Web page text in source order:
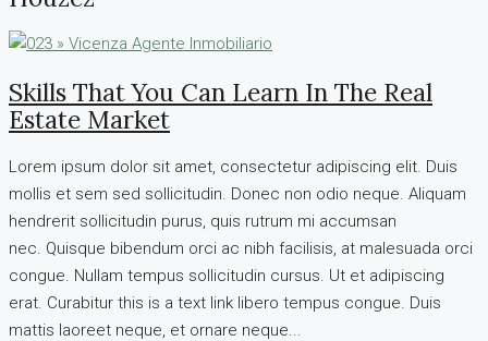
Skills That You Can Learn In The Real
Estate Market
Lorem ipsum dolor sit amet, consectetur adipiscing elit. Duis
mollis et sem sed sollicitudin. Donec non odio neque. Aliquam
hendrerit sollicitudin purus, quis rutrum mi accumsan
nec. Quisque bibendum orci ac nibh facilisis, at malesuada orci
congue. Nullam tempus sollicitudin cursus. Ut et adipiscing
erat. Curabitur this is a text link libero tempus congue. Duis
mattis laoreet neque, et ornare neque...